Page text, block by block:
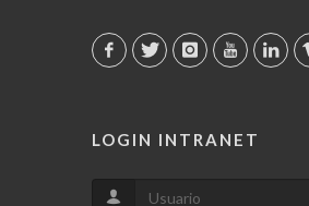
LOGIN INTRANET